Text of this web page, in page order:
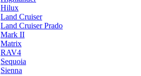
Hilux
Land Cruiser
Land Cruiser Prado
Mark II
Matrix
RAV4
Sequoia
Sienna